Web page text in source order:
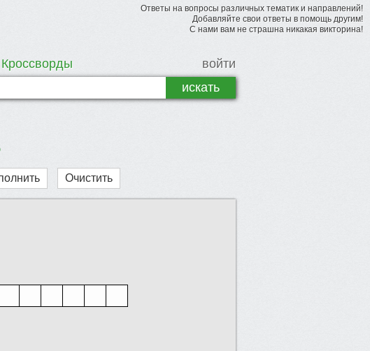
Ответы на вопросы различных тематик и направлений!
Добавляйте свои ответы в помощь другим!
С нами вам не страшна никакая викторина!
Кроссворды войти
Очистить